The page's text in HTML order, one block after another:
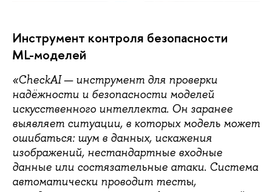
Инструмент контроля безопасности
ML-моделей
«CheckAI — инструмент для проверки
надёжности и безопасности моделей
искусственного интеллекта. Он заранее
выявляет ситуации, в которых модель может
ошибаться: шум в данных, искажения
изображений, нестандартные входные
данные или состязательные атаки. Система
автоматически проводит тесты,